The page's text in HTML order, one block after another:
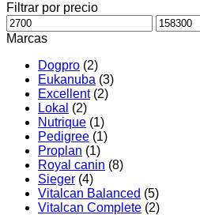
Filtrar por precio
Precio
mínimo
Precio
máximo
Marcas
Dogpro (2)
Eukanuba (3)
Excellent (2)
Lokal (2)
Nutrique (1)
Pedigree (1)
Proplan (1)
Royal canin (8)
Sieger (4)
Vitalcan Balanced (5)
Vitalcan Complete (2)